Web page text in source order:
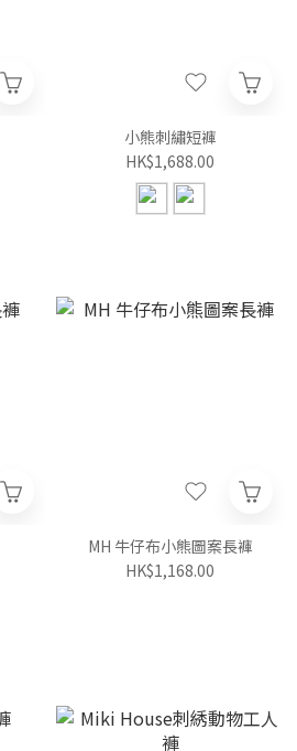
小熊刺繡短褲
HK$1,688.00
MH 牛仔布小熊圖案長褲
HK$1,168.00